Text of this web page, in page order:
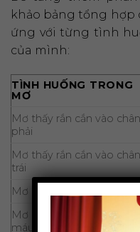
khảo bảng tổng hợp
ứng với từng tình
của mình:
TÌNH HUỐNG TRONG
MƠ
Mơ thấy rắn cắn vào chân
phải
Mơ thấy rắn cắn vào chân
trái
Mơ rắn cắn chảy máu
Mơ rắn cắn không chảy
máu